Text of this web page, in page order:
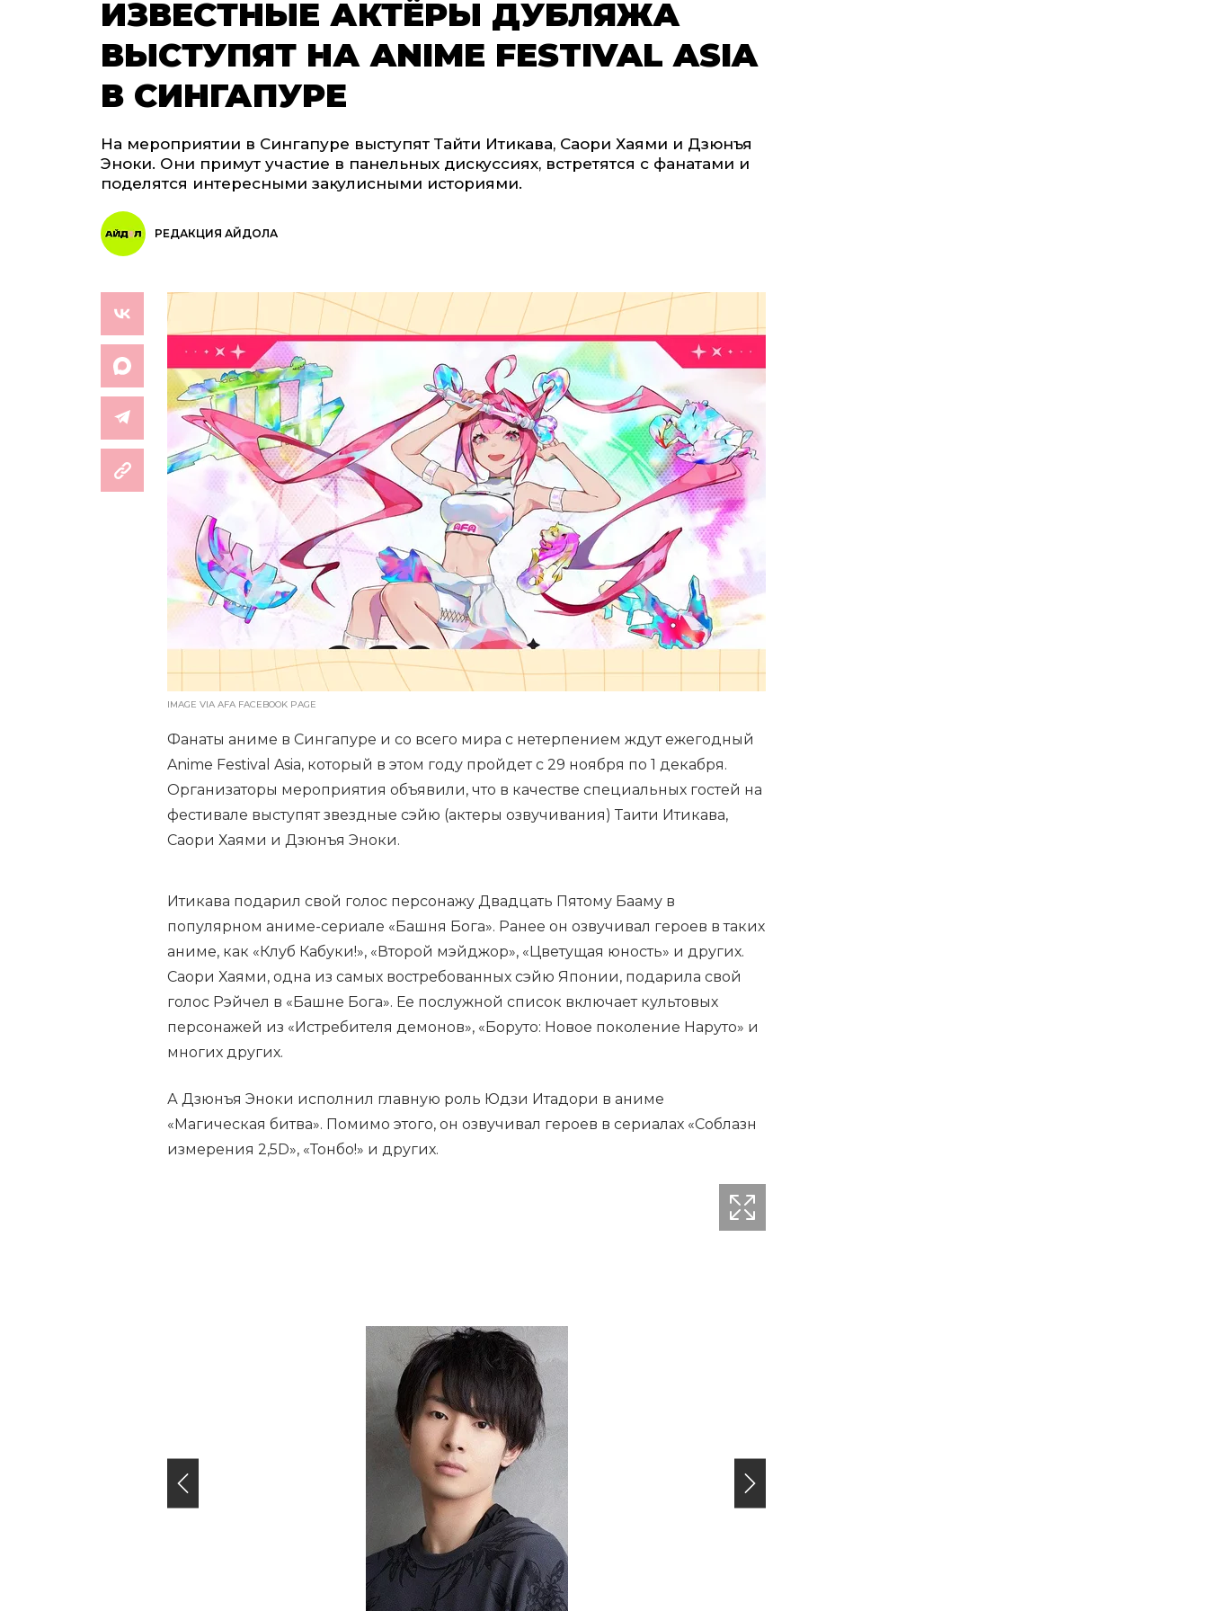
ИЗВЕСТНЫЕ АКТЁРЫ ДУБЛЯЖА
ВЫСТУПЯТ НА ANIME FESTIVAL ASIA
В СИНГАПУРЕ
На мероприятии в Сингапуре выступят Тайти Итикава, Саори Хаями и Дзюнъя
Эноки. Они примут участие в панельных дискуссиях, встретятся с фанатами и
поделятся интересными закулисными историями.
РЕДАКЦИЯ АЙДОЛА
IMAGE VIA AFA FACEBOOK PAGE
Фанаты аниме в Сингапуре и со всего мира с нетерпением ждут ежегодный
Anime Festival Asia, который в этом году пройдет с 29 ноября по 1 декабря.
Организаторы мероприятия объявили, что в качестве специальных гостей на
фестивале выступят звездные сэйю (актеры озвучивания) Таити Итикава,
Саори Хаями и Дзюнъя Эноки.
Итикава подарил свой голос персонажу Двадцать Пятому Бааму в
популярном аниме-сериале «Башня Бога». Ранее он озвучивал героев в таких
аниме, как «Клуб Кабуки!», «Второй мэйджор», «Цветущая юность» и других.
Саори Хаями, одна из самых востребованных сэйю Японии, подарила свой
голос Рэйчел в «Башне Бога». Ее послужной список включает культовых
персонажей из «Истребителя демонов», «Боруто: Новое поколение Наруто» и
многих других.
А Дзюнъя Эноки исполнил главную роль Юдзи Итадори в аниме
«Магическая битва». Помимо этого, он озвучивал героев в сериалах «Соблазн
измерения 2,5D», «Тонбо!» и других.